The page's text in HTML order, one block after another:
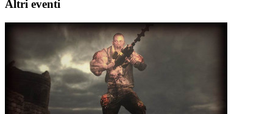
Altri eventi